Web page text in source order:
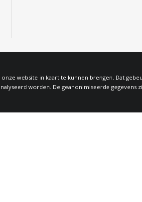
website in kaart te kunnen brengen. Dat
worden. De geanonimiseerde